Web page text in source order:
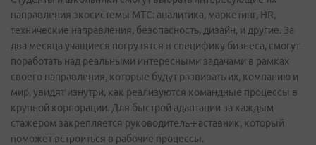
направления экосистемы МТС: аналитика, маркетинг, HR,
технические направления, безопасность, дизайн, и другие. За
два месяца учащиеся погрузятся в специфику бизнеса, смогут
поработать над реальными интересными задачами в рамках
своего направления, которые будут развивать их, компанию и
мир, увидят изнутри, как реализуются командные процессы в
крупной корпорации. Для быстрой адаптации за каждым
стажером закрепляется руководитель-наставник, который
поможет встроиться в рабочие процессы.